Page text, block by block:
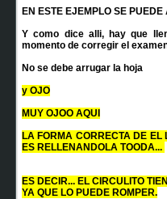
EN ESTE EJEMPLO SE
Y como dice alli, hay que
momento de corregir el
No se debe arrugar la hoja
y OJO
MUY OJOO AQUI
LA FORMA CORRECTA DE
ES RELLENANDOLA TOODA...
ES DECIR... EL CIRCULITO
YA QUE LO PUEDE ROMPER.